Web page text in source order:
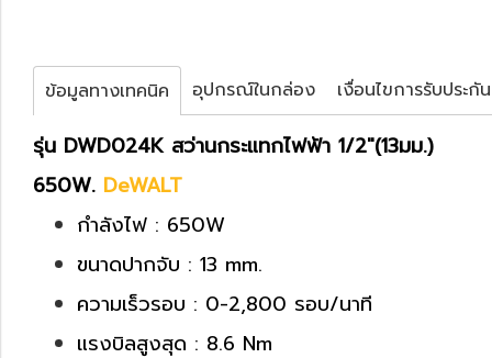
ข้อมูลทางเทคนิค อุปกรณ์ในกล่อง เงื่อนไขการรับประกัน
รุ่น DWD024K สว่านกระแทกไฟฟ้า 1/2"(13มม.)
650W. DeWALT
กำลังไฟ : 650W
ขนาดปากจับ : 13 mm.
ความเร็วรอบ : 0-2,800 รอบ/นาที
แรงบิลสูงสุด : 8.6 Nm